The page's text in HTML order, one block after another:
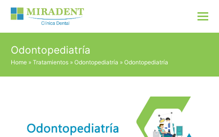
Odontopediatría
Home »Tratamientos »Odontopediatría »Odontopediatría